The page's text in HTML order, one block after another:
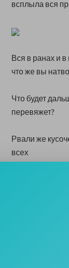
всплыла вся
Вся в ранах и
что же вы
Что будет
перевяжет?
Рвали же
всех
Какая речь